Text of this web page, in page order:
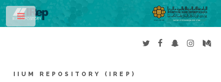
IIUM REPOSITORY (IREP)
Toggle